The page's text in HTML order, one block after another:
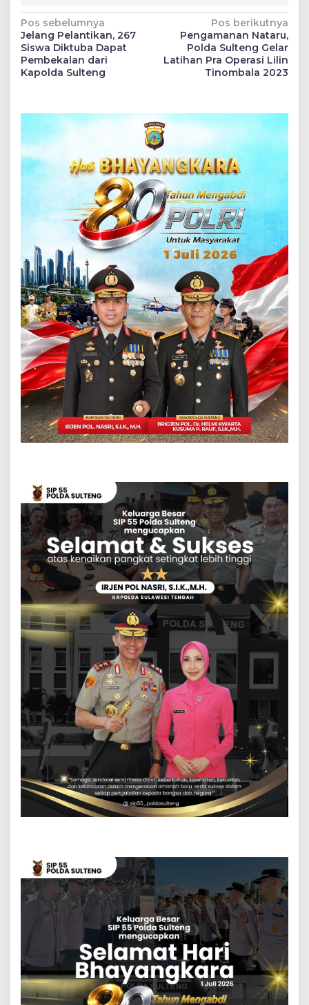
Navigasi
pos
Pos sebelumnya
Jelang Pelantikan, 267
Siswa Diktuba Dapat
Pembekalan dari
Kapolda Sulteng
Pos berikutnya
Pengamanan Nataru,
Polda Sulteng Gelar
Latihan Pra Operasi Lilin
Tinombala 2023